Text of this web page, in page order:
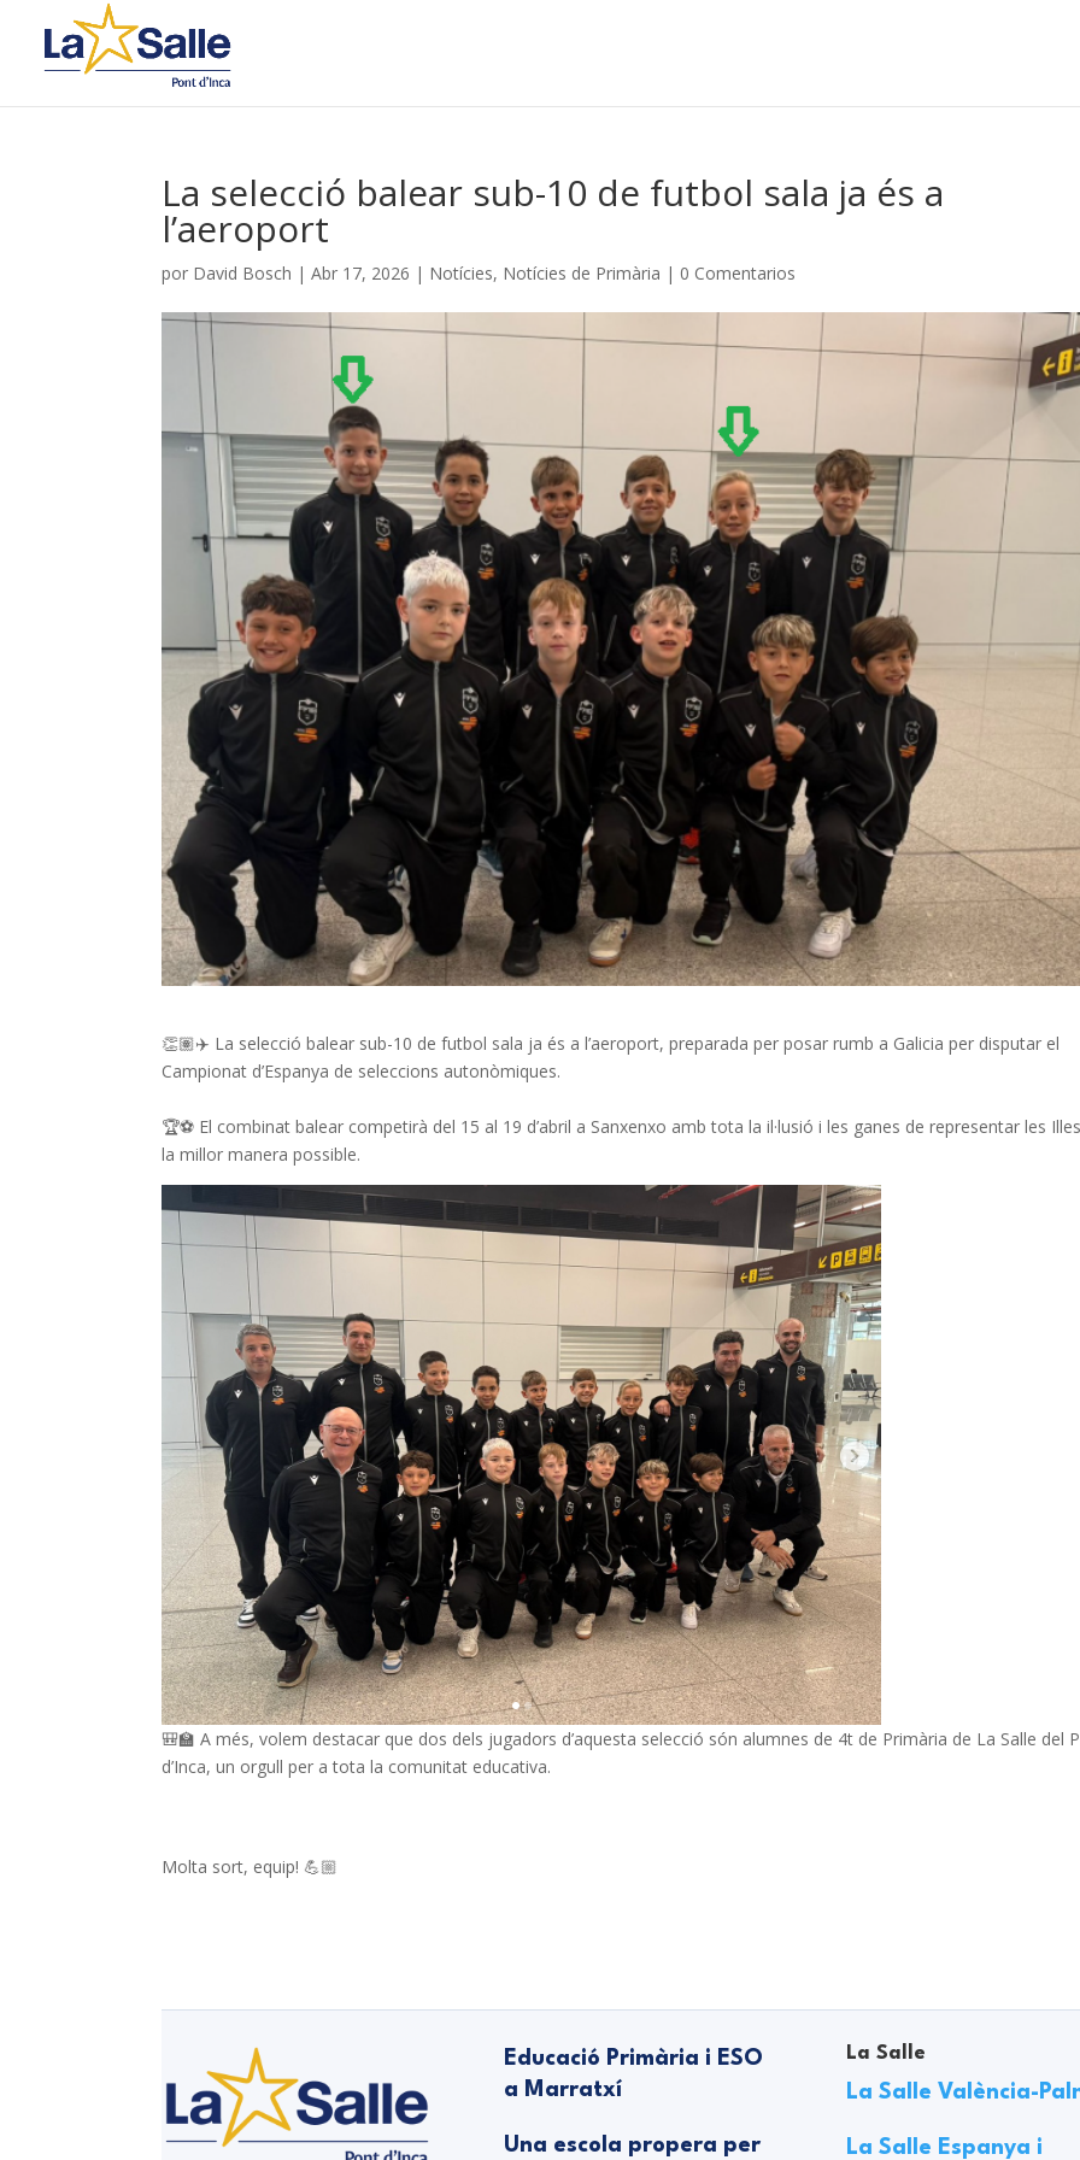
La selecció balear sub-10 de futbol sala ja és a
l’aeroport
por David Bosch |Abr 17, 2026 | Notícies, Notícies de Primària | 0 Comentarios
👏🏽✈️ La selecció balear sub-10 de futbol sala ja és a l’aeroport, preparada per posar rumb a Galicia per disputar el
Campionat d’Espanya de seleccions autonòmiques.
🏆⚽️ El combinat balear competirà del 15 al 19 d’abril a Sanxenxo amb tota la il·lusió i les ganes de representar les
la millor manera possible.
🎒🏫 A més, volem destacar que dos dels jugadors d’aquesta selecció són alumnes de 4t de Primària de La Salle del
d’Inca, un orgull per a tota la comunitat educativa.
Molta sort, equip! 💪🏼
Educació Primària i ESO
a Marratxí
Una escola propera per
La Salle
La Salle València-
La Salle Espanya i